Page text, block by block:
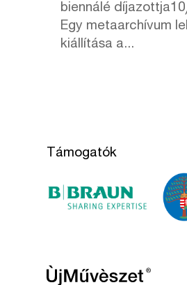
biennálé
Egy metaarchívum
kiállítása a...
Támogatók